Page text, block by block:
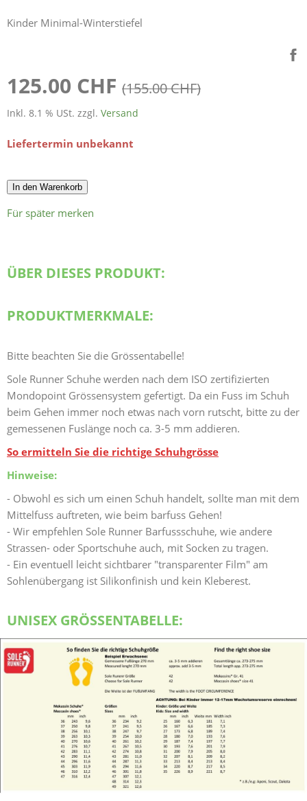
Kinder Minimal-Winterstiefel
125.00 CHF (155.00 CHF)
Inkl. 8.1 % USt. zzgl. Versand
Liefertermin unbekannt
In den Warenkorb
Für später merken
ÜBER DIESES PRODUKT:
PRODUKTMERKMALE:
Bitte beachten Sie die Grössentabelle!
Sole Runner Schuhe werden nach dem ISO zertifizierten
Mondopoint Grössensystem gefertigt. Da ein Fuss im Schuh
beim Gehen immer noch etwas nach vorn rutscht, bitte zu der
gemessenen Fuslänge noch ca. 3-5 mm addieren.
So ermitteln Sie die richtige Schuhgrösse
Hinweise:
- Obwohl es sich um einen Schuh handelt, sollte man mit dem
Mittelfuss auftreten, wie beim barfuss Gehen!
- Wir empfehlen Sole Runner Barfussschuhe, wie andere
Strassen- oder Sportschuhe auch, mit Socken zu tragen.
- Ein eventuell leicht sichtbarer "transparenter Film" am
Sohlenübergang ist Silikonfinish und kein Kleberest.
UNISEX GRÖSSENTABELLE: